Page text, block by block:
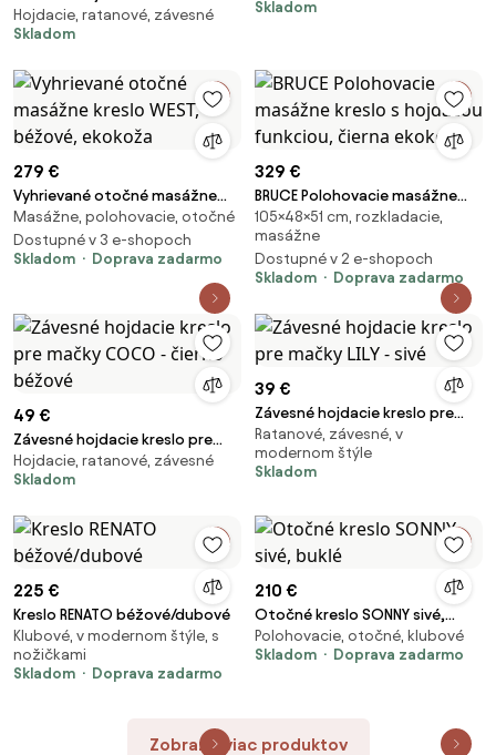
bez stojana - čierne + sivé
vankúše
Hojdacie, ratanové, závesné
Skladom
Skladom
279 €
Vyhrievané otočné masážne
kreslo WEST, béžové, ekokoža
Masážne, polohovacie, otočné
Dostupné v 3 e-shopoch
Skladom
Doprava zadarmo
329 €
BRUCE Polohovacie masážne
kreslo s hojdacou funkciou,
čierna ekokoža
105×48×51 cm, rozkladacie,
masážne
Dostupné v 2 e-shopoch
Skladom
Doprava zadarmo
49 €
Závesné hojdacie kreslo pre
mačky COCO - čierno béžové
Hojdacie, ratanové, závesné
Skladom
39 €
Závesné hojdacie kreslo pre
mačky LILY - sivé
Ratanové, závesné, v
modernom štýle
Skladom
225 €
Kreslo RENATO béžové/dubové
Klubové, v modernom štýle, s
nožičkami
Skladom
Doprava zadarmo
210 €
Otočné kreslo SONNY sivé,
buklé
Polohovacie, otočné, klubové
Skladom
Doprava zadarmo
Zobraziť viac produktov